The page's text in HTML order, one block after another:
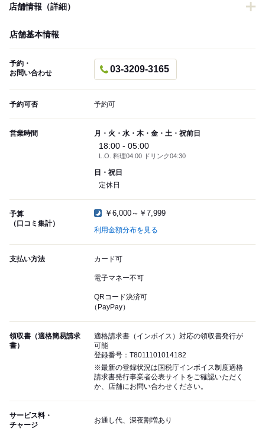
店舗情報（詳細）
店舗基本情報
予約・
お問い合わせ
03-3209-3165
予約可否 予約可
営業時間 月・火・水・木・金・土・祝前日
18:00 - 05:00
L.O. 料理04:00 ドリンク04:30
日・祝日
定休日
予算
（口コミ集計）
￥6,000～￥7,999
利用金額分布を見る
支払い方法 カード可
電子マネー不可
QRコード決済可
（PayPay）
領収書（適格簡易請求
書）
適格請求書（インボイス）対応の領収書発行が
可能
登録番号：T8011101014182
※最新の登録状況は国税庁インボイス制度適格
請求書発行事業者公表サイトをご確認いただく
か、店舗にお問い合わせください。
サービス料・
チャージ
お通し代、深夜割増あり